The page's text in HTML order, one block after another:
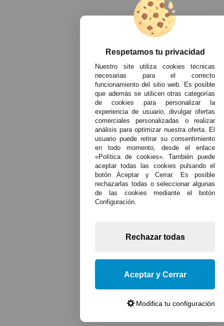
Respetamos tu privacidad
Nuestro site utiliza cookies técnicas
necesarias para el correcto
funcionamiento del sitio web. Es posible
que además se utilicen otras categorías
de cookies para personalizar la
experiencia de usuario, divulgar ofertas
comerciales personalizadas o realizar
análisis para optimizar nuestra oferta. El
usuario puede retirar su consentimiento
en todo momento, desde el enlace
«Política de cookies». También puede
aceptar todas las cookies pulsando el
botón Aceptar y Cerrar. Es posible
rechazarlas todas o seleccionar algunas
de las cookies mediante el botón
Configuración.
Rechazar todas
Aceptar y Cerrar
Modifica tu configuración